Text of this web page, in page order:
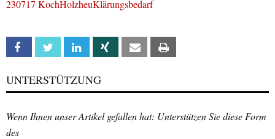
230717 KochHolzheuKlärungsbedarf
Facebook Twitter Linkedin Xing Email
UNTERSTÜTZUNG
Wenn Ihnen unser Artikel gefallen hat: Unterstützen Sie diese Form
des